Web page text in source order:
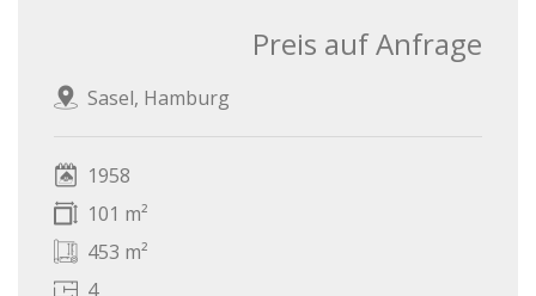
Sasel, Hamburg
Preis auf Anfrage
1958
101 m²
453 m²
4